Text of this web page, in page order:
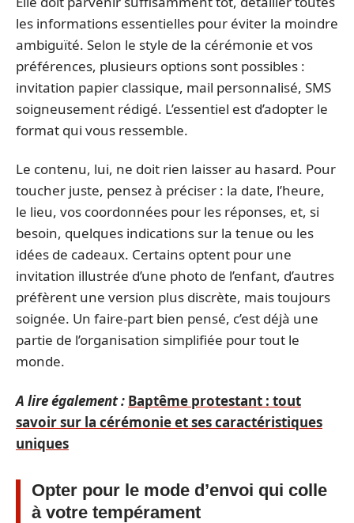
les informations essentielles pour éviter la moindre
ambiguïté. Selon le style de la cérémonie et vos
préférences, plusieurs options sont possibles :
invitation papier classique, mail personnalisé, SMS
soigneusement rédigé. L’essentiel est d’adopter le
format qui vous ressemble.
Le contenu, lui, ne doit rien laisser au hasard. Pour
toucher juste, pensez à préciser : la date, l’heure,
le lieu, vos coordonnées pour les réponses, et, si
besoin, quelques indications sur la tenue ou les
idées de cadeaux. Certains optent pour une
invitation illustrée d’une photo de l’enfant, d’autres
préfèrent une version plus discrète, mais toujours
soignée. Un faire-part bien pensé, c’est déjà une
partie de l’organisation simplifiée pour tout le
monde.
A lire également : Baptême protestant : tout
savoir sur la cérémonie et ses caractéristiques
uniques
Opter pour le mode d’envoi qui colle
à votre tempérament